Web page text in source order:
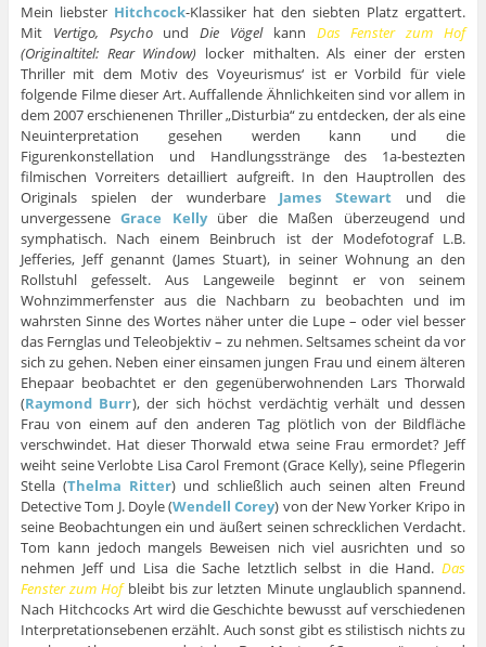
Mein liebster Hitchcock-Klassiker hat den siebten Platz ergattert.
Mit Vertigo, Psycho undDie Vögel kann Das Fenster zum Hof
(Originaltitel: Rear Window) locker mithalten. Als einer der ersten
Thriller mit dem Motiv des Voyeurismus‘ ist er Vorbild für viele
folgende Filme dieser Art. Auffallende Ähnlichkeiten sind vor allem in
dem 2007 erschienenen Thriller „Disturbia“ zu entdecken, der als eine
Neuinterpretation gesehen werden kann und die
Figurenkonstellation und Handlungsstränge des 1a-bestezten
filmischen Vorreiters detailliert aufgreift. In den Hauptrollen des
Originals spielen der wunderbare James Stewart und die
unvergesseneGrace Kellyüber die Maßen überzeugend und
symphatisch. Nach einem Beinbruch ist der Modefotograf L.B.
Jefferies, Jeff genannt (James Stuart), in seiner Wohnung an den
Rollstuhl gefesselt. Aus Langeweile beginnt er von seinem
Wohnzimmerfenster aus die Nachbarn zu beobachten und im
wahrsten Sinne des Wortes näher unter die Lupe – oder viel besser
das Fernglas und Teleobjektiv – zu nehmen. Seltsames scheint da vor
sich zu gehen. Neben einer einsamen jungen Frau und einem älteren
Ehepaar beobachtet er den gegenüberwohnenden Lars Thorwald
(Raymond Burr), der sich höchst verdächtig verhält und dessen
Frau von einem auf den anderen Tag plötlich von der Bildfläche
verschwindet. Hat dieser Thorwald etwa seine Frau ermordet? Jeff
weiht seine Verlobte Lisa Carol Fremont (Grace Kelly), seine Pflegerin
Stella (Thelma Ritter) und schließlich auch seinen alten Freund
Detective Tom J. Doyle (Wendell Corey) von der New Yorker Kripo in
seine Beobachtungen ein und äußert seinen schrecklichen Verdacht.
Tom kann jedoch mangels Beweisen nich viel ausrichten und so
nehmen Jeff und Lisa die Sache letztlich selbst in die Hand.Das
Fenster zum Hof bleibt bis zur letzten Minute unglaublich spannend.
Nach Hitchcocks Art wird die Geschichte bewusst auf verschiedenen
Interpretationsebenen erzählt. Auch sonst gibt es stilistisch nichts zu